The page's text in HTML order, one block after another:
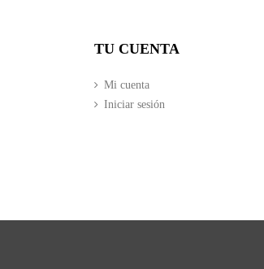
TU CUENTA
Mi cuenta
Iniciar sesión